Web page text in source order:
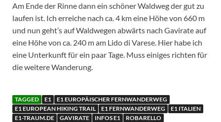
Am Ende der Rinne dann ein schöner Waldweg der gut zu
laufen ist. Ich erreiche nach ca. 4 km eine Höhe von 660 m
und nun geht’s auf Waldwegen abwärts nach Gavirate auf
eine Höhe von ca. 240 m am Lido di Varese. Hier habe ich
eine Unterkunft für ein paar Tage. Muss einiges richten für
die weitere Wanderung.
TAGGED E1
E1 EUROPÄISCHER FERNWANDERWEG
E1 EUROPEAN HIKING TRAIL
E1 FERNWANDERWEG
E1 ITALIEN
E1-TRAUM.DE
GAVIRATE INFOS E1
ROBARELLO